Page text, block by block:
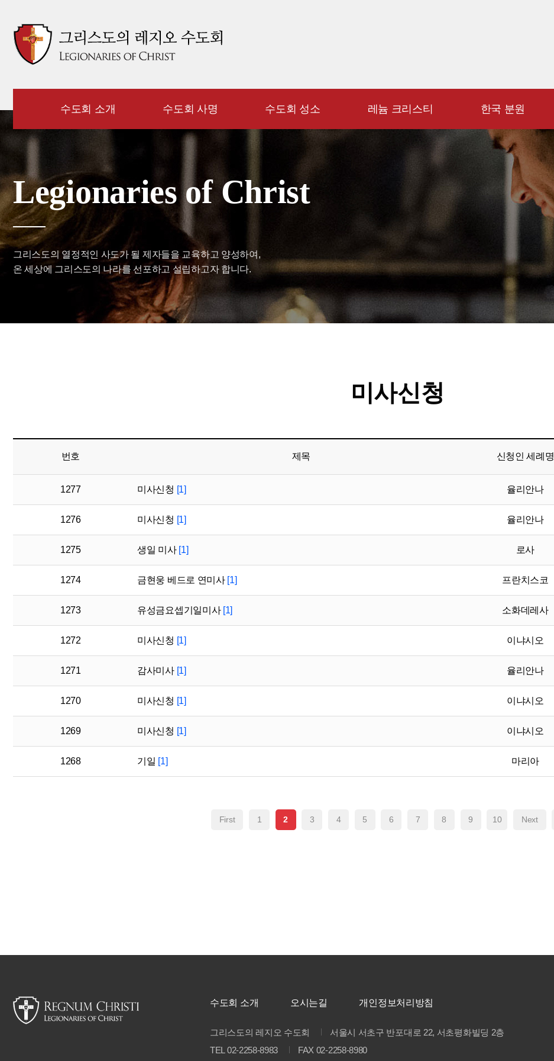
수도회 소개 수도회 사명 수도회 성소 레늄 크리스티 한국 분원
Legionaries of Christ
그리스도의 열정적인 사도가 될 제자들을 교육하고 양성하여,
온 세상에 그리스도의 나라를 선포하고 설립하고자 합니다.
미사신청
번호 제목 신청인 세례명
1277 미사신청 [1] 율리안나
1276 미사신청 [1] 율리안나
1275 생일 미사 [1] 로사
1274 금현웅 베드로 연미사 [1] 프란치스코
1273 유성금요셉기일미사 [1] 소화데레사
1272 미사신청 [1] 이냐시오
1271 감사미사 [1] 율리안나
1270 미사신청 [1] 이냐시오
1269 미사신청 [1] 이냐시오
1268 기일 [1] 마리아
First 1 2 3 4 5 6 7 8 9 10 Next
수도회 소개 오시는길 개인정보처리방침
그리스도의 레지오 수도회
서울시 서초구 반포대로 22, 서초평화빌딩 2층
TEL 02-2258-8983
FAX 02-2258-8980